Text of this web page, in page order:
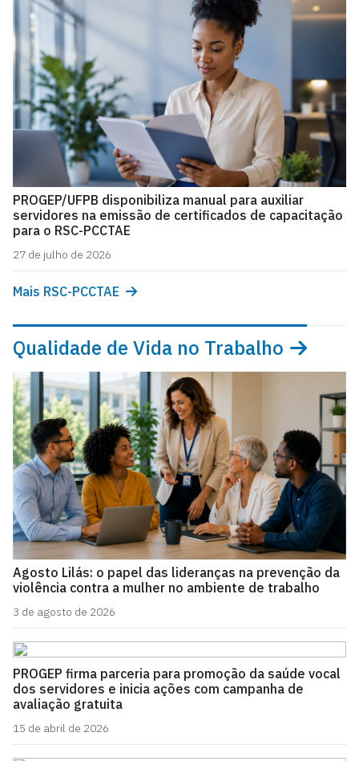
PROGEP/UFPB disponibiliza manual para auxiliar
servidores na emissão de certificados de capacitação
para o RSC-PCCTAE
27 de julho de 2026
Mais RSC-PCCTAE
Qualidade de Vida no Trabalho
Agosto Lilás: o papel das lideranças na prevenção da
violência contra a mulher no ambiente de trabalho
3 de agosto de 2026
PROGEP firma parceria para promoção da saúde vocal
dos servidores e inicia ações com campanha de
avaliação gratuita
15 de abril de 2026